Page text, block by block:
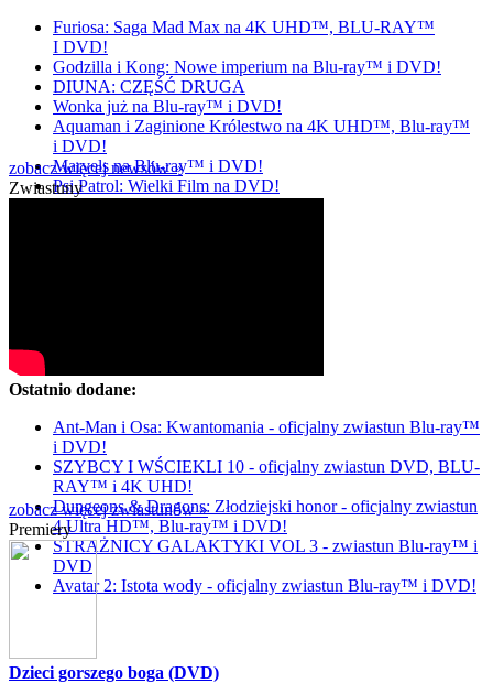
Furiosa: Saga Mad Max na 4K UHD™, BLU-RAY™
I DVD!
Godzilla i Kong: Nowe imperium na Blu-ray™ i DVD!
DIUNA: CZĘŚĆ DRUGA
Wonka już na Blu-ray™ i DVD!
Aquaman i Zaginione Królestwo na 4K UHD™, Blu-ray™
i DVD!
Marvels na Blu-ray™ i DVD!
Psi Patrol: Wielki Film na DVD!
zobacz więcej newsów »
Zwiastuny
Ostatnio dodane:
Ant-Man i Osa: Kwantomania - oficjalny zwiastun Blu-ray™
i DVD!
SZYBCY I WŚCIEKLI 10 - oficjalny zwiastun DVD, BLU-
RAY™ i 4K UHD!
Dungeons & Dragons: Złodziejski honor - oficjalny zwiastun
4 Ultra HD™, Blu-ray™ i DVD!
STRAŻNICY GALAKTYKI VOL 3 - zwiastun Blu-ray™ i
DVD
Avatar 2: Istota wody - oficjalny zwiastun Blu-ray™ i DVD!
zobacz więcej zwiastunów »
Premiery
Dzieci gorszego boga (DVD)